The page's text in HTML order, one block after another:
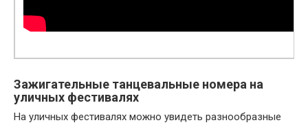
Зажигательные танцевальные номера на
уличных фестивалях
На уличных фестивалях можно увидеть разнообразные